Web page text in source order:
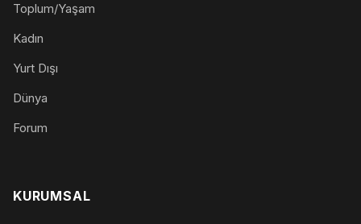
Toplum/Yaşam
Kadın
Yurt Dışı
Dünya
Forum
KURUMSAL